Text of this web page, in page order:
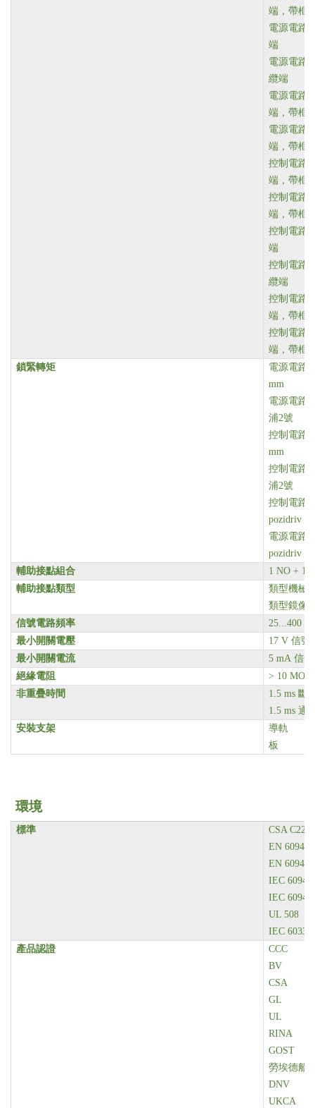
端，帶框
電源電路
端
電源電路
纜端
電源電路
端，帶框
電源電路
端，帶框
控制電路
端，帶框
控制電路
端，帶框
控制電路
端
控制電路
纜端
控制電路
端，帶框
控制電路
端，帶框
鎖緊轉矩
電源電路
mm
電源電路
浦2號
控制電路
mm
控制電路
浦2號
控制電路
pozidriv
電源電路
pozidriv
輔助接點組合
1 NO + 1
輔助接點類型
類型機械
類型鏡像
信號電路頻率
25...400
最小開關電壓
17 V信號
最小開關電流
5 mA信
絕緣電阻
> 10
非重疊時間
1.5 ms 斷
1.5 ms 通
安裝支架
導軌
板
環境
標準
CSA
EN 60947-
EN 60947-
IEC
IEC
UL 508
IEC
產品認證
CCC
BV
CSA
GL
UL
RINA
GOST
勞埃德船
DNV
UKCA